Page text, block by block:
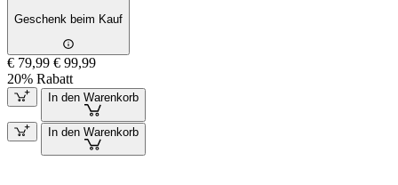
Geschenk beim Kauf
€ 79,99 € 99,99
20% Rabatt
In den Warenkorb
In den Warenkorb